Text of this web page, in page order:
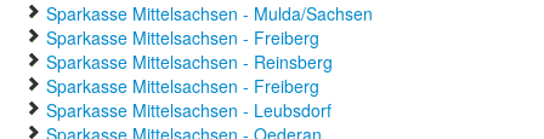
Sparkasse Mittelsachsen - Mulda/Sachsen
Sparkasse Mittelsachsen - Freiberg
Sparkasse Mittelsachsen - Reinsberg
Sparkasse Mittelsachsen - Freiberg
Sparkasse Mittelsachsen - Leubsdorf
Sparkasse Mittelsachsen - Oederan